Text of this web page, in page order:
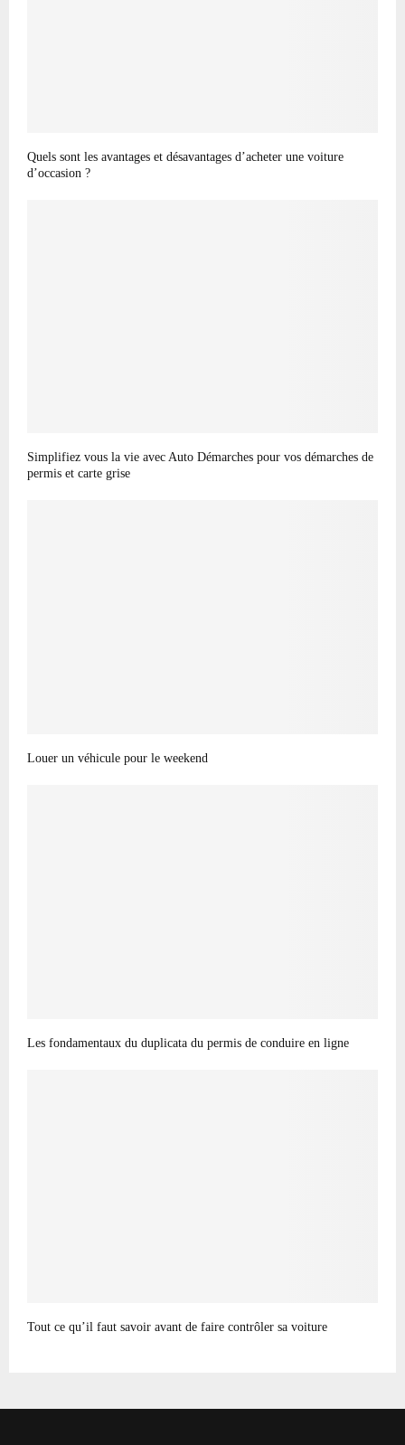
Quels sont les avantages et désavantages d’acheter une voiture
d’occasion ?
Simplifiez vous la vie avec Auto Démarches pour vos démarches de
permis et carte grise
Louer un véhicule pour le weekend
Les fondamentaux du duplicata du permis de conduire en ligne
Tout ce qu’il faut savoir avant de faire contrôler sa voiture